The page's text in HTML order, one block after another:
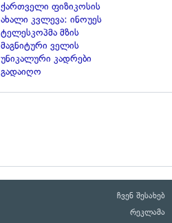
ქართველი ფიზიკოსის
ახალი კვლევა: ინოუეს
ტელესკოპმა მზის
მაგნიტური ველის
უნიკალური კადრები
გადაიღო
ჩვენ შესახებ
რეკლამა